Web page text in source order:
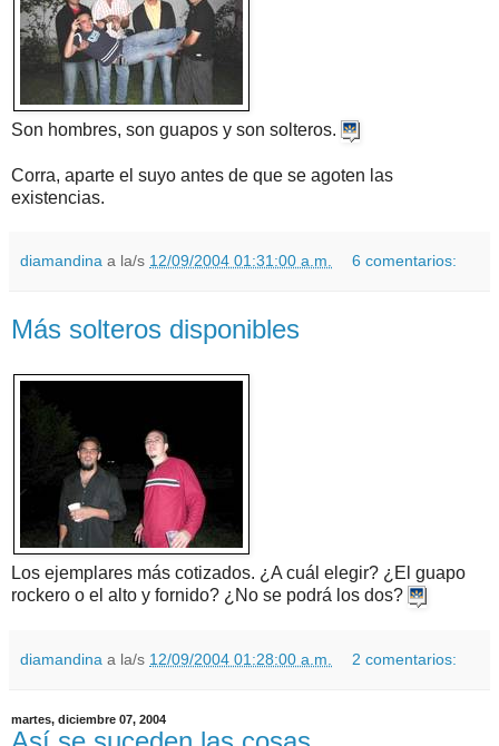
Son hombres, son guapos y son solteros.
Corra, aparte el suyo antes de que se agoten las
existencias.
diamandina a la/s 12/09/2004 01:31:00 a.m. 6 comentarios:
Más solteros disponibles
Los ejemplares más cotizados. ¿A cuál elegir? ¿El guapo
rockero o el alto y fornido? ¿No se podrá los dos?
diamandina a la/s 12/09/2004 01:28:00 a.m. 2 comentarios:
martes, diciembre 07, 2004